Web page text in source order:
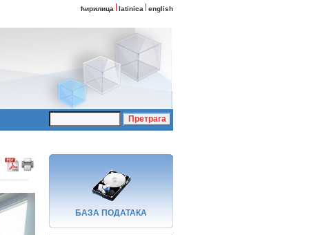
ћирилица latinica english
БАЗA ПОДАТАКА